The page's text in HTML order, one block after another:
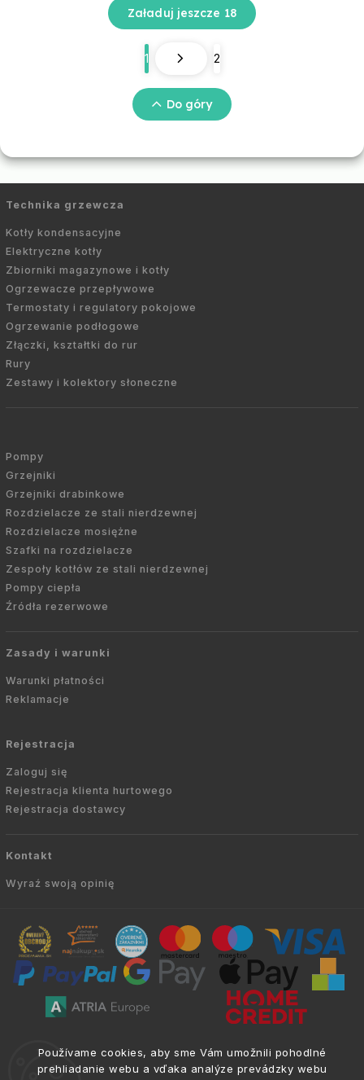
Používame cookies, aby sme Vám umožnili pohodlné
prehliadanie webu a vďaka analýze prevádzky webu
Załaduj jeszcze 18
1 2
Do góry
Technika grzewcza
Kotły kondensacyjne
Elektryczne kotły
Zbiorniki magazynowe i kotły
Ogrzewacze przepływowe
Termostaty i regulatory pokojowe
Ogrzewanie podłogowe
Złączki, kształtki do rur
Rury
Zestawy i kolektory słoneczne
Pompy
Grzejniki
Grzejniki drabinkowe
Rozdzielacze ze stali nierdzewnej
Rozdzielacze mosiężne
Szafki na rozdzielacze
Zespoły kotłów ze stali nierdzewnej
Pompy ciepła
Źródła rezerwowe
Zasady i warunki
Warunki płatności
Reklamacje
Rejestracja
Zaloguj się
Rejestracja klienta hurtowego
Rejestracja dostawcy
Kontakt
Wyraź swoją opinię
prawa zastrzeżone.